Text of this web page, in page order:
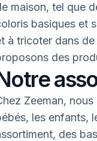
maison, tel que
basiques et
à tricoter dans
des
Zeeman,
les enfants,
des